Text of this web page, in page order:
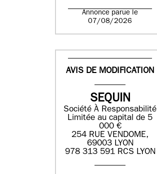
Annonce parue le
07/08/2026
AVIS DE MODIFICATION
SEQUIN
Société À Responsabilité
Limitée au capital de 5
000 €
254 RUE VENDOME,
69003 LYON
978 313 591 RCS LYON